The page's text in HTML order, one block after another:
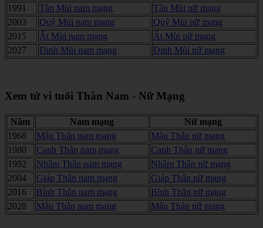
1991
Tân Mùi nam mạng
Tân Mùi nữ mạng
2003
Quý Mùi nam mạng
Quý Mùi nữ mạng
2015
Ất Mùi nam mạng
Ất Mùi nữ mạng
2027
Đinh Mùi nam mạng Đinh Mùi nữ mạng
Xem tử vi tuổi Thân Nam - Nữ Mạng
Năm Nam mạng
Nữ mạng
1968
Mậu Thân nam mạng
Mậu Thân nữ mạng
1980
Canh Thân nam mạng
Canh Thân nữ mạng
1992
Nhâm Thân nam mạng
Nhâm Thân nữ mạng
2004
Giáp Thân nam mạng
Giáp Thân nữ mạng
2016
Bính Thân nam mạng
Bính Thân nữ mạng
2028
Mậu Thân nam mạng Mậu Thân nữ mạng